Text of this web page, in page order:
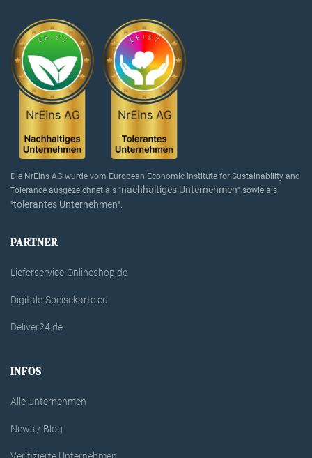
Die NrEins AG wurde vom European Economic Institute for Sustainability and
Tolerance ausgezeichnet als "nachhaltiges Unternehmen" sowie als
"tolerantes Unternehmen".
PARTNER
Lieferservice-Onlineshop.de
Digitale-Speisekarte.eu
Deliver24.de
INFOS
Alle Unternehmen
News / Blog
Verifizierte Unternehmen